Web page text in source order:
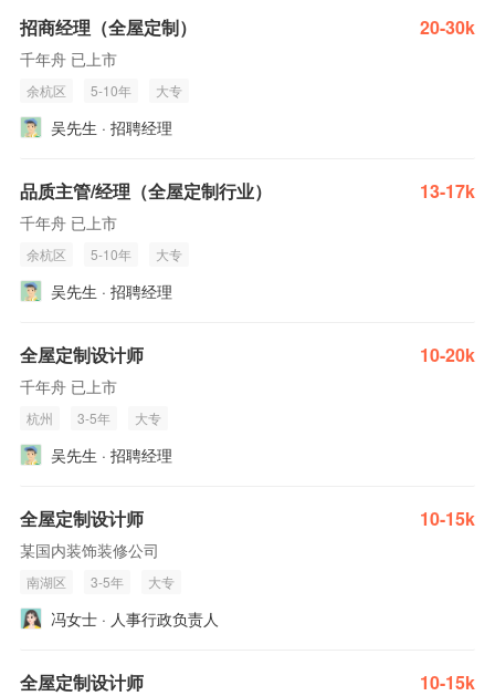
招商经理（全屋定制） 20-30k
千年舟 已上市
余杭区 5-10年 大专
吴先生 · 招聘经理
品质主管/经理（全屋定制行业） 13-17k
千年舟 已上市
余杭区 5-10年 大专
吴先生 · 招聘经理
全屋定制设计师 10-20k
千年舟 已上市
杭州 3-5年 大专
吴先生 · 招聘经理
全屋定制设计师 10-15k
某国内装饰装修公司
南湖区 3-5年 大专
冯女士 · 人事行政负责人
全屋定制设计师 10-15k